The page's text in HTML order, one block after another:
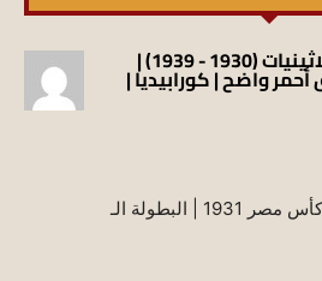
الأهلي والزمالك في الثلاثينيات (1930 - 1939) |
واضح | كورابيديا |
[…] طالع علي كورابيديا .. كأس مصر 1931 | البطولة الـ